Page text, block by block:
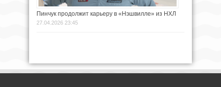
Пинчук продолжит карьеру в «Нэшвилле» из НХЛ
27.04.2026 23:45